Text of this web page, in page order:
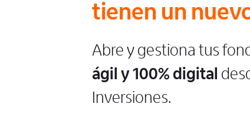
tienen un
Abre y gestiona tus
ágil y 100% digital
Inversiones.